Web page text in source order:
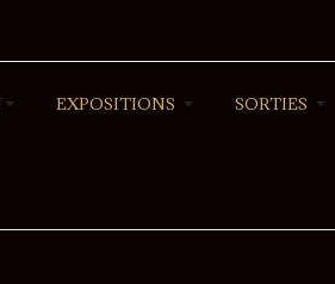
EXPOSITIONS SORTIES